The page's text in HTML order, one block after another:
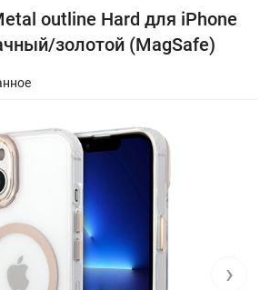
outline Hard для iPhone
золотой (MagSafe)
›